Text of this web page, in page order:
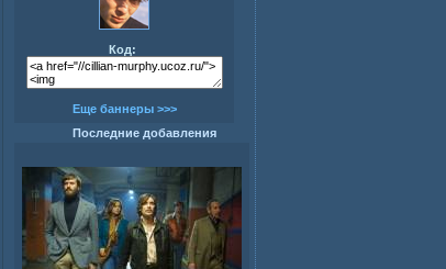
Код:
Еще баннеры >>>
Последние добавления